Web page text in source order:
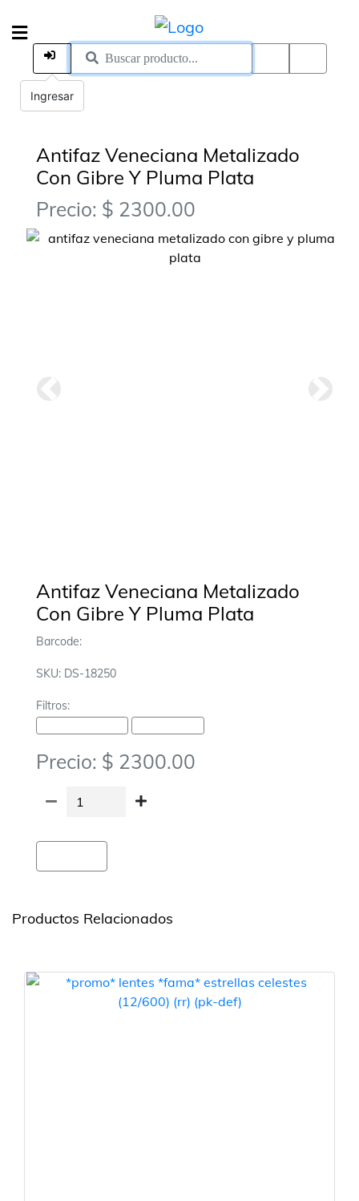
Antifaz Veneciana Metalizado
Con Gibre Y Pluma Plata
Precio: $ 2300.00
Antifaz Veneciana Metalizado
Con Gibre Y Pluma Plata
Barcode:
SKU: DS-18250
Filtros:
Precio: $ 2300.00
Productos Relacionados
Ingresar